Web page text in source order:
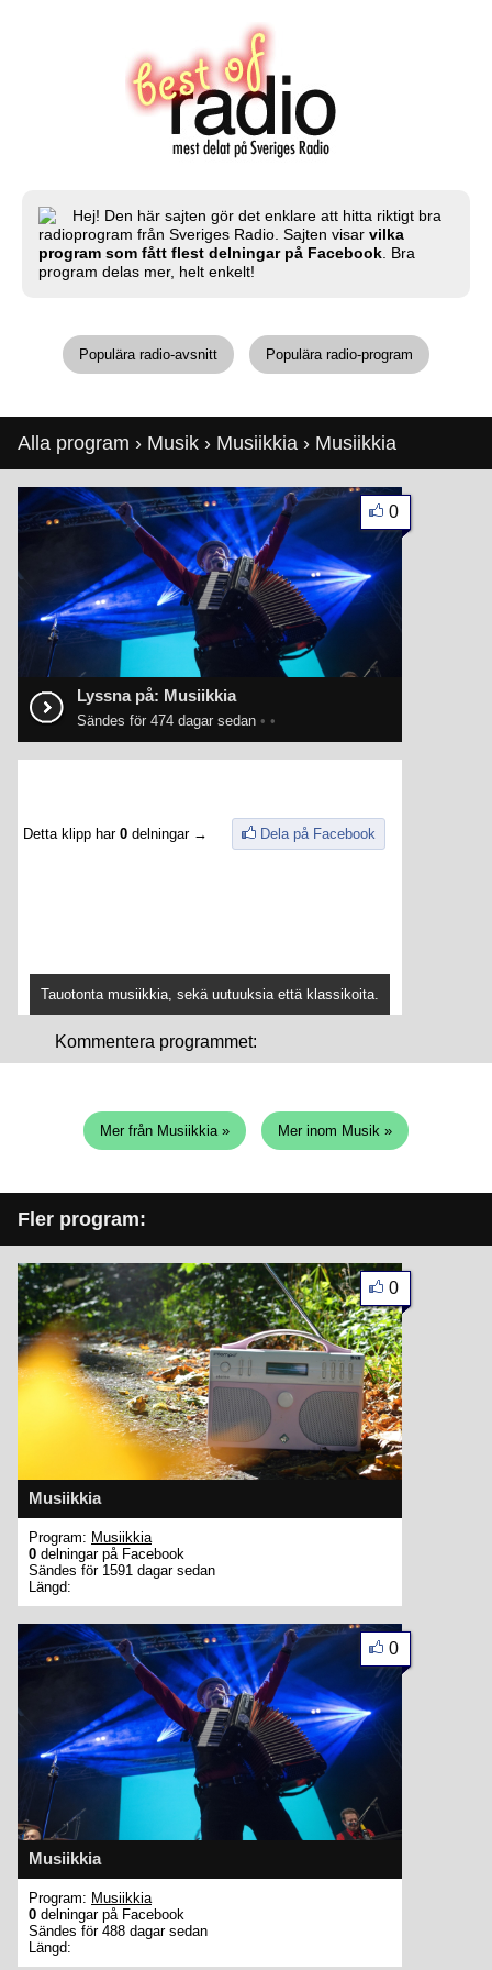
Hej! Den här sajten gör det enklare att hitta riktigt bra
radioprogram från Sveriges Radio. Sajten visar vilka
program som fått flest delningar på Facebook . Bra
program delas mer, helt enkelt!
Populära radio-avsnitt Populära radio-program
Alla program › Musik › Musiikkia › Musiikkia
Lyssna på: Musiikkia
Sändes för 474 dagar sedan • •
0
Detta klipp har 0 delningar → Dela på Facebook
Tauotonta musiikkia, sekä uutuuksia että klassikoita.
Kommentera programmet:
Mer från Musiikkia » Mer inom Musik »
Fler program:
Musiikkia
0
Program: Musiikkia
0 delningar på Facebook
Sändes för 1591 dagar sedan
Längd:
Musiikkia
0
Program: Musiikkia
0 delningar på Facebook
Sändes för 488 dagar sedan
Längd: